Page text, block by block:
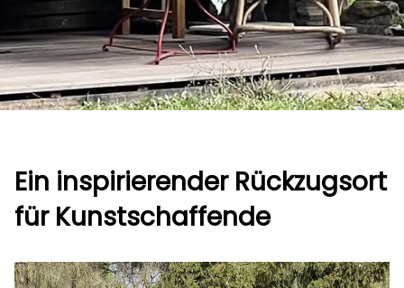
Ein inspirierender Rückzugsort
für Kunstschaffende